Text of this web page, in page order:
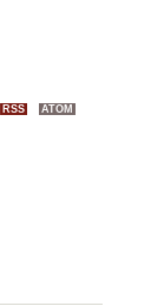
RSS ATOM